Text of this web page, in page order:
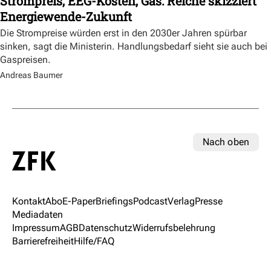
Energiewende-Zukunft
Die Strompreise würden erst in den 2030er Jahren spürbar
sinken, sagt die Ministerin. Handlungsbedarf sieht sie auch bei
Gaspreisen.
Andreas Baumer
Nach oben
KontaktAboE-PaperBriefingsPodcastVerlagPresse
Mediadaten
ImpressumAGBDatenschutzWiderrufsbelehrung
BarrierefreiheitHilfe/FAQ